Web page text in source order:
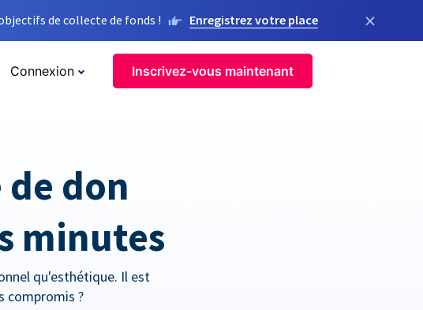
de collecte de fonds ! Enregistrez votre place ×
Connexion Inscrivez-vous maintenant
don
minutes
qu'esthétique. Il est
compromis ?